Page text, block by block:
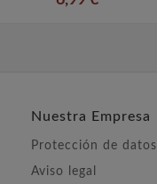
Nuestra Empresa
Protección de datos
Aviso legal